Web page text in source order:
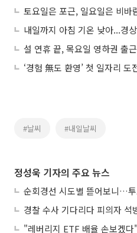
토요일은 포근, 일요일은 비
내일까지 아침 기온 낮아...경
설 연휴 끝, 목요일 영하권 출
‘경험 無도 환영’ 첫 일자리 도
#날씨 #내일날씨
정성욱 기자의 주요 뉴스